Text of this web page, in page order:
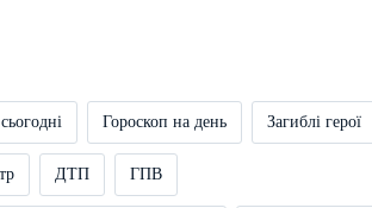
Гороскоп на день Загиблі герої
ДТП ГПВ